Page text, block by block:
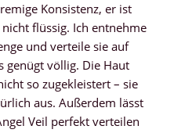
Konsistenz, er ist
flüssig. Ich entnehme
und verteile sie auf
genügt völlig. Die Haut
so zugekleistert – sie
aus. Außerdem lässt
Veil perfekt verteilen